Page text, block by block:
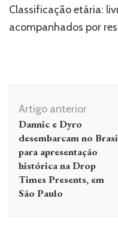
Classificação etária:
acompanhados por
de
post
Artigo anterior
Dannic e Dyro
desembarcam no
para apresentação
histórica na Drop
Times Presents, em
São Paulo